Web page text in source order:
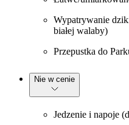
Wypatrywanie
białej walaby)
Przepustka do
Nie w cenie
Jedzenie i napoje